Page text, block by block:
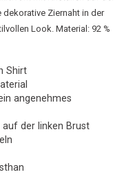
dekorative Ziernaht in der
Look. Material: 92 %
Shirt
angenehmes
der linken Brust